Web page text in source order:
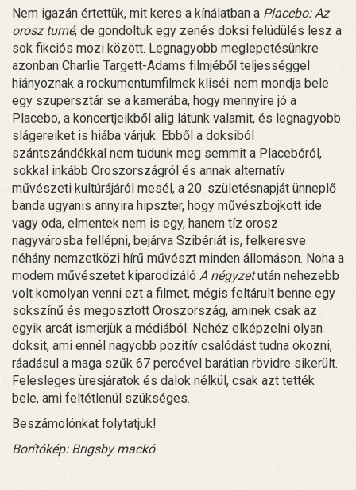
Nem igazán értettük, mit keres a kínálatban a Placebo: Az
orosz turné, de gondoltuk egy zenés doksi felüdülés lesz a
sok fikciós mozi között. Legnagyobb meglepetésünkre
azonban Charlie Targett-Adams filmjéből teljességgel
hiányoznak a rockumentumfilmek kliséi: nem mondja bele
egy szupersztár se a kamerába, hogy mennyire jó a
Placebo, a koncertjeikből alig látunk valamit, és legnagyobb
slágereiket is hiába várjuk. Ebből a doksiból
szántszándékkal nem tudunk meg semmit a Placebóról,
sokkal inkább Oroszországról és annak alternatív
művészeti kultúrájáról mesél, a 20. születésnapját ünneplő
banda ugyanis annyira hipszter, hogy művészbojkott ide
vagy oda, elmentek nem is egy, hanem tíz orosz
nagyvárosba fellépni, bejárva Szibériát is, felkeresve
néhány nemzetközi hírű művészt minden állomáson. Noha a
modern művészetet kiparodizáló A négyzetután nehezebb
volt komolyan venni ezt a filmet, mégis feltárult benne egy
sokszínű és megosztott Oroszország, aminek csak az
egyik arcát ismerjük a médiából. Nehéz elképzelni olyan
doksit, ami ennél nagyobb pozitív csalódást tudna okozni,
ráadásul a maga szűk 67 percével barátian rövidre sikerült.
Felesleges üresjáratok és dalok nélkül, csak azt tették
bele, ami feltétlenül szükséges.
Beszámolónkat folytatjuk!
Borítókép: Brigsby mackó